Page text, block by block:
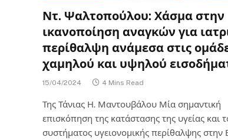
Ντ. Ψαλτοπούλου: Χάσμα στην
ικανοποίηση αναγκών για
περίθαλψη ανάμεσα στις
χαμηλού και υψηλού
15/04/2024 4 Mins Read
Της Τάνιας Η. Μαντουβάλου Μία σημαντική
επισκόπηση της κατάστασης της υγείας και
συστήματος υγειονομικής περίθαλψης στην